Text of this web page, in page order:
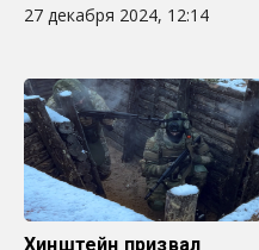
27 декабря 2024, 12:14
Хинштейн призвал